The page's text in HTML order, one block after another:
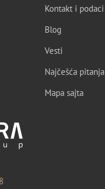
Kontakt i podaci
Blog
Vesti
Najčešća pitanja
Mapa sajta